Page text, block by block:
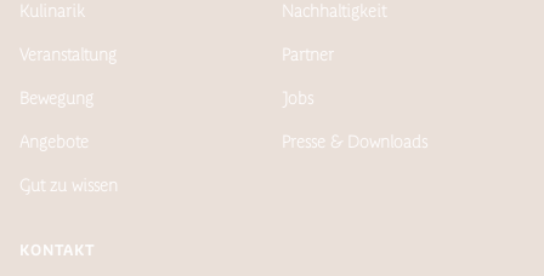
Kulinarik
Veranstaltung
Bewegung
Angebote
Gut zu wissen
Nachhaltigkeit
Partner
Jobs
Presse & Downloads
KONTAKT